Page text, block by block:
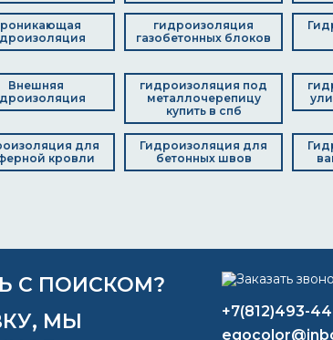
гидроизоляция
газобетонных блоков
Внешняя
гидроизоляция под
металлочерепицу
купить в спб
для
кровли
Гидроизоляция для
бетонных швов
С ПОИСКОМ?
МЫ
+7(812)493-